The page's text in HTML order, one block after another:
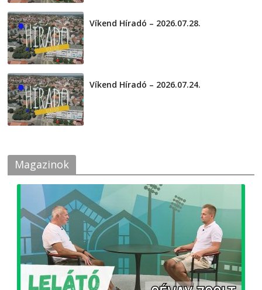
Víkend Híradó – 2026.07.28.
Víkend Híradó – 2026.07.24.
Magazinok